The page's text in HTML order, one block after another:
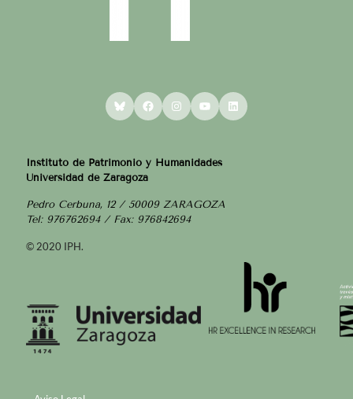
BlueskyFacebookInstagram
YouTubeLinkedIn
Instituto de Patrimonio y Humanidades
Universidad de Zaragoza
Pedro Cerbuna, 12 / 50009 ZARAGOZA
Tel: 976762694 / Fax: 976842694
© 2020 IPH.